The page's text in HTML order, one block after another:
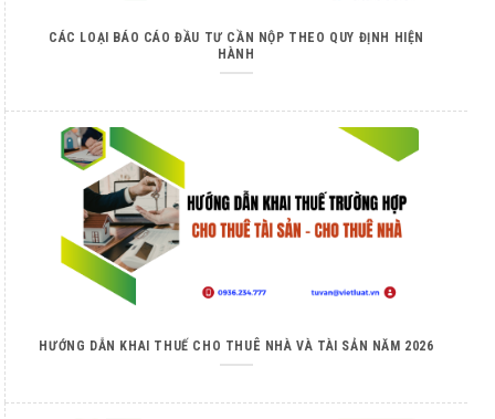
CÁC LOẠI BÁO CÁO ĐẦU TƯ CẦN NỘP THEO QUY ĐỊNH HIỆN
HÀNH
HƯỚNG DẪN KHAI THUẾ CHO THUÊ NHÀ VÀ TÀI SẢN NĂM 2026